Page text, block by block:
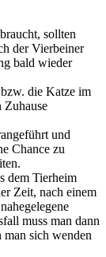
sollten
der Vierbeiner
bald wieder
die Katze im
Zuhause
und
Chance zu
dem Tierheim
Zeit, nach einem
muss man dann
sich wenden